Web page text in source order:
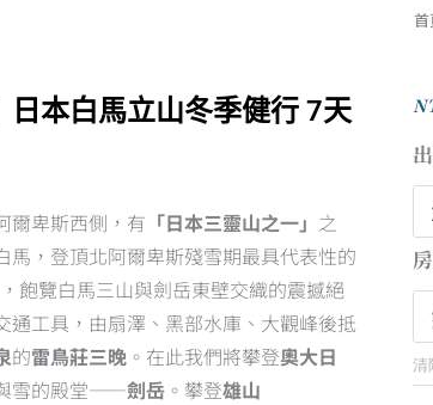
首
日本白馬立山冬季健行 7天
爾卑斯西側，有 「日本三靈山之一」 之
馬，登頂北阿爾卑斯殘雪期最具代表性的
飽覽白馬三山與劍岳東壁交織的震撼絕
通工具，由扇澤、黑部水庫、大觀峰後抵
的雷鳥莊三晚。在此我們將攀登奧大日
雪的殿堂——劍岳。攀登雄山
清
部
雪
日
本
白